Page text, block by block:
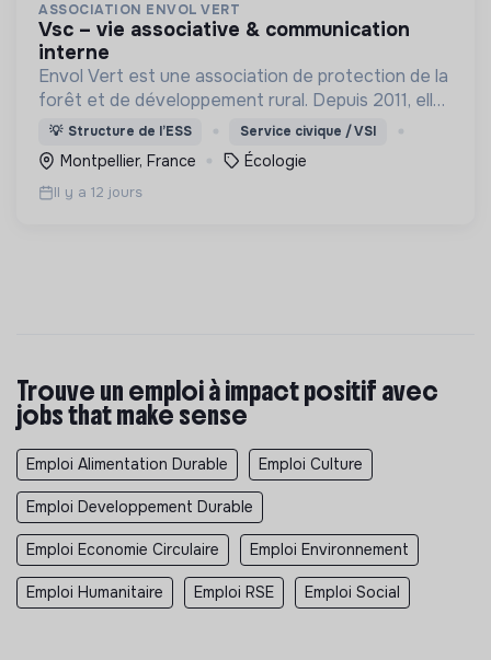
ASSOCIATION ENVOL VERT
vsc – vie associative & communication
interne
Envol Vert est une association de protection de la
forêt et de développement rural. Depuis 2011, elle
lutte pour la préservation de la forêt et de la
biodiversité en Colombie au Pérou et en France
💡 Structure de l’ESS Service civique / VSI
Montpellier, France Écologie
Il y a 12 jours
Trouve un emploi à impact positif avec
jobs that make sense
Emploi Alimentation Durable Emploi Culture
Emploi Developpement Durable
Emploi Economie Circulaire Emploi Environnement
Emploi Humanitaire Emploi RSE Emploi Social